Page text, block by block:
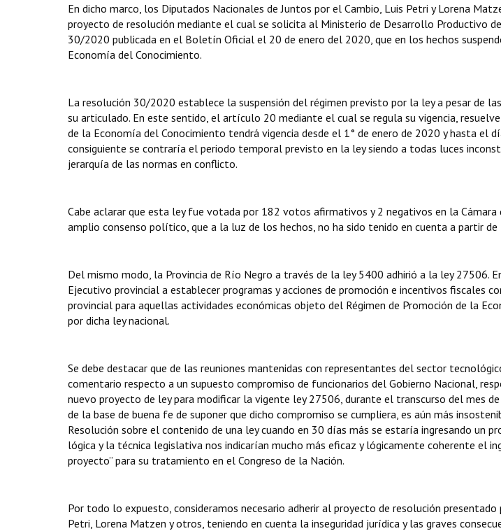
En dicho marco, los Diputados Nacionales de Juntos por el Cambio, Luis Petri y Lorena
proyecto de resolución mediante el cual se solicita al Ministerio de Desarrollo Productivo
30/2020 publicada en el Boletín Oficial el 20 de enero del 2020, que en los hechos
Economía del Conocimiento.
La resolución 30/2020 establece la suspensión del régimen previsto por la ley a pesar de
su articulado. En este sentido, el artículo 20 mediante el cual se regula su vigencia, resuelve
de la Economía del Conocimiento tendrá vigencia desde el 1° de enero de 2020 y hasta el
consiguiente se contraría el periodo temporal previsto en la ley siendo a todas luces
jerarquía de las normas en conflicto.
Cabe aclarar que esta ley fue votada por 182 votos afirmativos y 2 negativos en la
amplio consenso político, que a la luz de los hechos, no ha sido tenido en cuenta a partir
Del mismo modo, la Provincia de Río Negro a través de la ley 5400 adhirió a la ley 27506.
Ejecutivo provincial a establecer programas y acciones de promoción e incentivos fiscales
provincial para aquellas actividades económicas objeto del Régimen de Promoción de la
por dicha ley nacional.
Se debe destacar que de las reuniones mantenidas con representantes del sector
comentario respecto a un supuesto compromiso de funcionarios del Gobierno Nacional,
nuevo proyecto de ley para modificar la vigente ley 27506, durante el transcurso del mes
de la base de buena fe de suponer que dicho compromiso se cumpliera, es aún más
Resolución sobre el contenido de una ley cuando en 30 días más se estaría ingresando un
lógica y la técnica legislativa nos indicarían mucho más eficaz y lógicamente coherente el
proyecto” para su tratamiento en el Congreso de la Nación.
Por todo lo expuesto, consideramos necesario adherir al proyecto de resolución
Petri, Lorena Matzen y otros, teniendo en cuenta la inseguridad jurídica y las graves